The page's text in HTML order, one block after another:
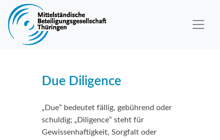
Due Diligence
„Due” bedeutet fällig, gebührend oder
schuldig; „Diligence” steht für
Gewissenhaftigkeit, Sorgfalt oder